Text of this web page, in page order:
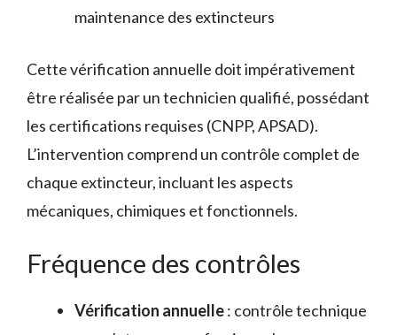
maintenance des extincteurs
Cette vérification annuelle doit impérativement
être réalisée par un technicien qualifié, possédant
les certifications requises (CNPP, APSAD).
L’intervention comprend un contrôle complet de
chaque extincteur, incluant les aspects
mécaniques, chimiques et fonctionnels.
Fréquence des contrôles
Vérification annuelle: contrôle technique